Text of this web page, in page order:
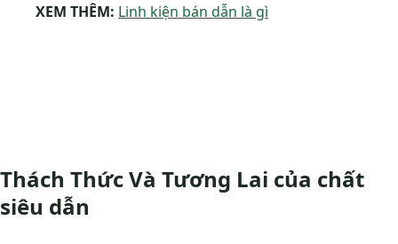
XEM THÊM: Linh kiện bán dẫn là gì
Thách Thức Và Tương Lai của chất
siêu dẫn